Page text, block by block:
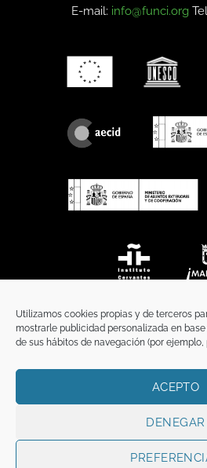
Utilizamos cookies propias y de terceros
mostrarle publicidad personalizada en
de sus hábitos de navegación (por ejemplo,
ACEPTO
DENEGAR
E-mail: info@funci.org
TÉRMINOS Y
Copyright 2026 ©FunciFUNCI es titular
intelectual e industrial de este sitio web,